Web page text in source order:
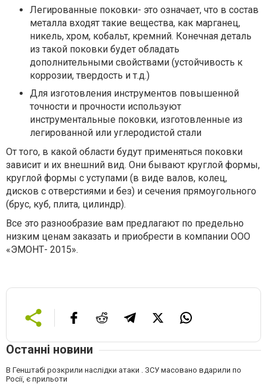
Легированные поковки- это означает, что в состав
металла входят такие вещества, как марганец,
никель, хром, кобальт, кремний. Конечная деталь
из такой поковки будет обладать
дополнительными свойствами (устойчивость к
коррозии, твердость и т.д.)
Для изготовления инструментов повышенной
точности и прочности используют
инструментальные поковки, изготовленные из
легированной или углеродистой стали
От того, в какой области будут применяться поковки
зависит и их внешний вид. Они бывают круглой формы,
круглой формы с уступами (в виде валов, колец,
дисков с отверстиями и без) и сечения прямоугольного
(брус, куб, плита, цилиндр).
Все это разнообразие вам предлагают по предельно
низким ценам заказать и приобрести в компании ООО
«ЭМОНТ- 2015».
Останні новини
В Генштабі розкрили наслідки атаки . ЗСУ масовано вдарили по
Росії, є прильоти